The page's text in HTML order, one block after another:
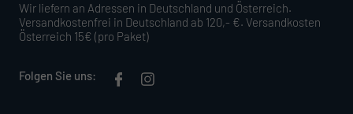
Wir liefern an Adressen in Deutschland und Österreich.
Versandkostenfrei in Deutschland ab 120,- €. Versandkosten
Österreich 15€ (pro Paket)
Folgen Sie uns: